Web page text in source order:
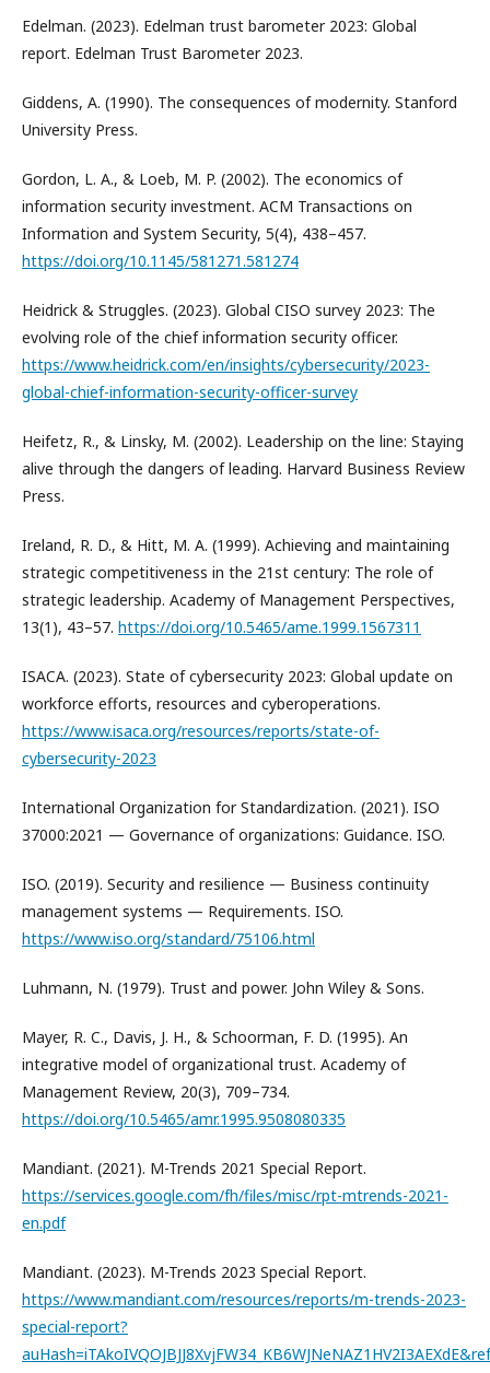
Edelman. (2023). Edelman trust barometer 2023: Global
report. Edelman Trust Barometer 2023.
Giddens, A. (1990). The consequences of modernity. Stanford
University Press.
Gordon, L. A., & Loeb, M. P. (2002). The economics of
information security investment. ACM Transactions on
Information and System Security, 5(4), 438–457.
https://doi.org/10.1145/581271.581274
Heidrick & Struggles. (2023). Global CISO survey 2023: The
evolving role of the chief information security officer.
https://www.heidrick.com/en/insights/cybersecurity/2023-
global-chief-information-security-officer-survey
Heifetz, R., & Linsky, M. (2002). Leadership on the line: Staying
alive through the dangers of leading. Harvard Business Review
Press.
Ireland, R. D., & Hitt, M. A. (1999). Achieving and maintaining
strategic competitiveness in the 21st century: The role of
strategic leadership. Academy of Management Perspectives,
13(1), 43–57. https://doi.org/10.5465/ame.1999.1567311
ISACA. (2023). State of cybersecurity 2023: Global update on
workforce efforts, resources and cyberoperations.
https://www.isaca.org/resources/reports/state-of-
cybersecurity-2023
International Organization for Standardization. (2021). ISO
37000:2021 — Governance of organizations: Guidance. ISO.
ISO. (2019). Security and resilience — Business continuity
management systems — Requirements. ISO.
https://www.iso.org/standard/75106.html
Luhmann, N. (1979). Trust and power. John Wiley & Sons.
Mayer, R. C., Davis, J. H., & Schoorman, F. D. (1995). An
integrative model of organizational trust. Academy of
Management Review, 20(3), 709–734.
https://doi.org/10.5465/amr.1995.9508080335
Mandiant. (2021). M-Trends 2021 Special Report.
https://services.google.com/fh/files/misc/rpt-mtrends-2021-
en.pdf
Mandiant. (2023). M-Trends 2023 Special Report.
https://www.mandiant.com/resources/reports/m-trends-2023-
special-report?